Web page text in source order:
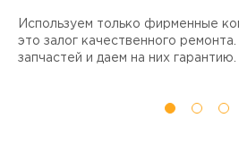
Используем только фирменные
это залог качественного
запчастей и даем на них гарантию.